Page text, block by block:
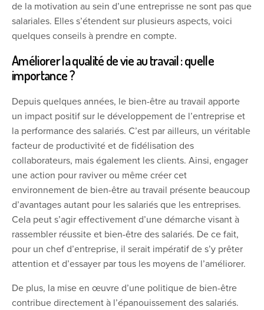
de la motivation au sein d’une entreprisse ne sont pas que
salariales. Elles s’étendent sur plusieurs aspects, voici
quelques conseils à prendre en compte.
Améliorer la qualité de vie au travail : quelle
importance ?
Depuis quelques années, le bien-être au travail apporte
un impact positif sur le développement de l’entreprise et
la performance des salariés. C’est par ailleurs, un véritable
facteur de productivité et de fidélisation des
collaborateurs, mais également les clients. Ainsi, engager
une action pour raviver ou même créer cet
environnement de bien-être au travail présente beaucoup
d’avantages autant pour les salariés que les entreprises.
Cela peut s’agir effectivement d’une démarche visant à
rassembler réussite et bien-être des salariés. De ce fait,
pour un chef d’entreprise, il serait impératif de s’y prêter
attention et d’essayer par tous les moyens de l’améliorer.
De plus, la mise en œuvre d’une politique de bien-être
contribue directement à l’épanouissement des salariés.